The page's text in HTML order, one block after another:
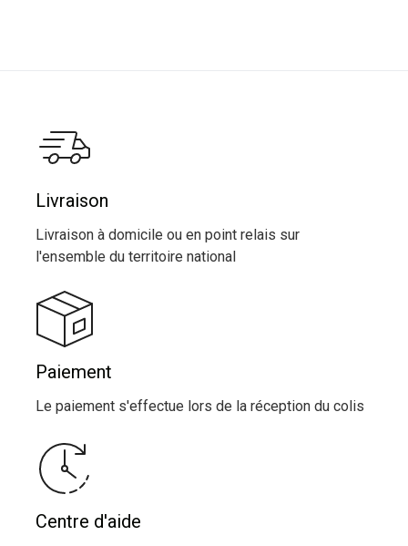
Livraison
Livraison à domicile ou en point relais sur
l'ensemble du territoire national
Paiement
Le paiement s'effectue lors de la réception du colis
Centre d'aide